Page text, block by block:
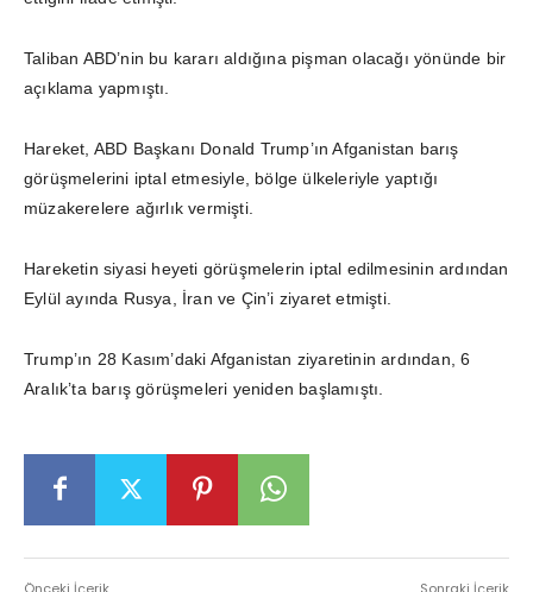
Taliban ABD’nin bu kararı aldığına pişman olacağı yönünde bir
açıklama yapmıştı.
Hareket, ABD Başkanı Donald Trump’ın Afganistan barış
görüşmelerini iptal etmesiyle, bölge ülkeleriyle yaptığı
müzakerelere ağırlık vermişti.
Hareketin siyasi heyeti görüşmelerin iptal edilmesinin ardından
Eylül ayında Rusya, İran ve Çin’i ziyaret etmişti.
Trump’ın 28 Kasım’daki Afganistan ziyaretinin ardından, 6
Aralık’ta barış görüşmeleri yeniden başlamıştı.
Önceki İçerik Sonraki İçerik